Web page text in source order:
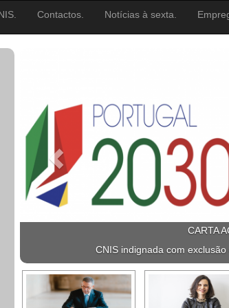
Contactos. Notícias à sexta.
CARTA
CNIS indignada com